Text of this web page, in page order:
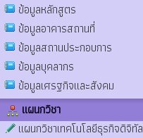
ข้อมูลหลักสูตร
ข้อมูลอาคารสถานที่
ข้อมูลสถานประกอบการ
ข้อมูลบุคลากร
ข้อมูลเศรฐกิจและสังคม
แผนกวิชา
แผนกวิชาเทคโนโลยีธุรกิจดิจิทัล